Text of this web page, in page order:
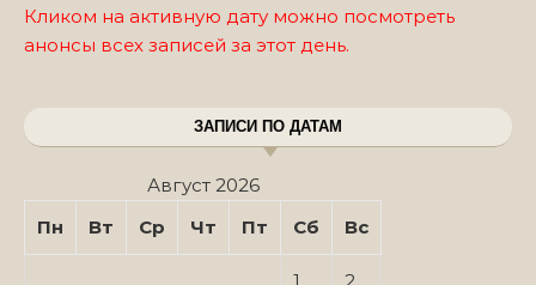
Кликом на активную дату можно посмотреть
анонсы всех записей за этот день.
ЗАПИСИ ПО ДАТАМ
Август 2026
Пн
Вт Ср Чт Пт Сб Вс